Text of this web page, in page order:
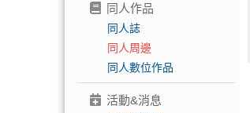
同人作品
同人誌
同人周邊
同人數位作品
活動&消息